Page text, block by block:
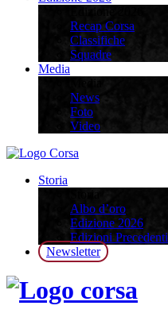
Recap Corsa
Classifiche
Squadre
Media
News
Foto
Video
Storia
Albo d’oro
Edizione 2026
Edizioni Precedenti
Newsletter